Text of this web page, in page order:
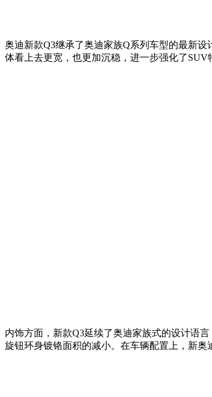
奥迪新款Q3继承了奥迪家族Q系列车型的最新
体看上去更宽，也更加沉稳，进一步强化了
内饰方面，新款Q3延续了奥迪家族式的设计语
旋钮环身镀铬面积的减小。在车辆配置上，新奥